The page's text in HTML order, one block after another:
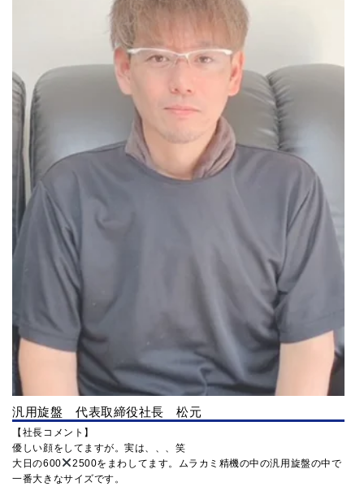
汎用旋盤 代表取締役社長 松元
【社長コメント】
優しい顔をしてますが。実は、、、笑
大日の600
2500をまわしてます。ムラカミ精機の中の汎用旋盤の中で
一番大きなサイズです。